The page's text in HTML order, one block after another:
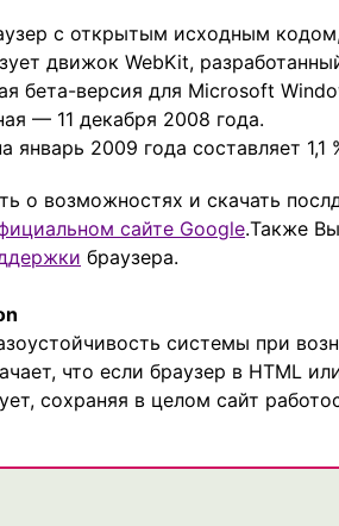
с открытым исходным
движок WebKit,
бета-версия для Microsoft
— 11 декабря 2008 года.
январь 2009 года составляет 1,1
о возможностях и скачать
сайте Google.Также
браузера.
системы при
что если браузер в HTML
сохраняя в целом сайт